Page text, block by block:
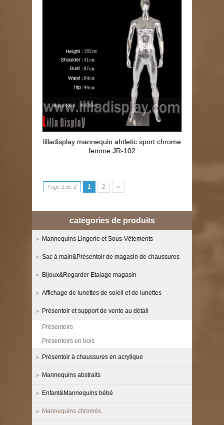
lilladisplay mannequin ahtletic sport chrome
femme JR-102
Page 1 de 2 1 2 »
catégories de produits
Mannequins Lingerie et Sous-Vêtements
Sac à main&Présentoir de magasin de chaussures
Bijoux&Regarder Etalage magasin
Affichage de lunettes de soleil et de lunettes
Présentoir et support de vente au détail
Présentoirs
Présentoirs en bois
Présentoir à chaussures en acrylique
Mannequins abstraits
Enfant&Mannequins bébé
Mannequins chromés